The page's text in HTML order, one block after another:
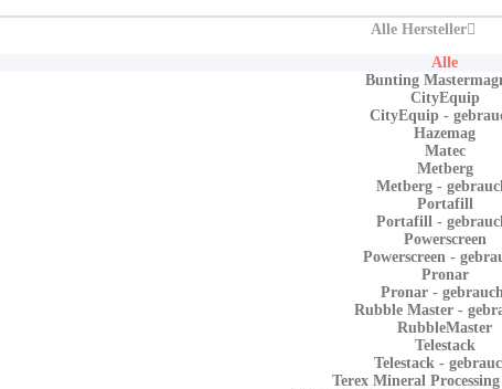
Alle Hersteller
Alle
Bunting
CityEquip
CityEquip -
Hazemag
Matec
Metberg
Metberg -
Portafill
Portafill -
Powerscreen
Powerscreen -
Pronar
Pronar -
Rubble Master -
RubbleMaster
Telestack
Telestack -
Terex Mineral Processing